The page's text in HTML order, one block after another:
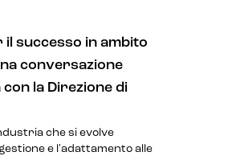
successo in ambito
conversazione
la Direzione di
che si evolve
e l'adattamento alle